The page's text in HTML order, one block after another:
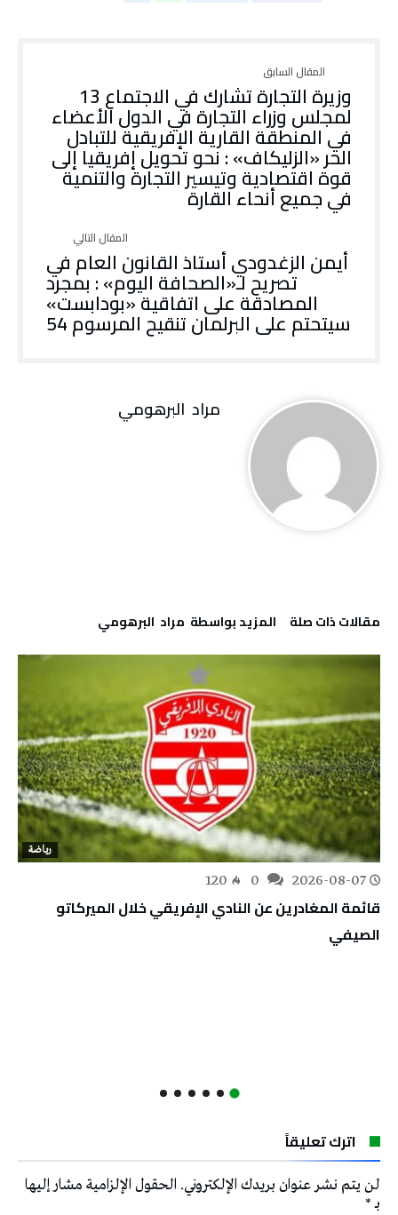
وزيرة التجارة تشارك في الاجتماع 13
لمجلس وزراء التجارة في الدول الأعضاء
في المنطقة القارية الإفريقية للتبادل
الحر «الزليكاف» : نحو تحويل إفريقيا إلى
قوة اقتصادية وتيسير التجارة والتنمية
في جميع أنحاء القارة
أيمن الزغدودي أستاذ القانون العام في
تصريح لـ«الصحافة اليوم» : بمجرد
المصادقة على اتفاقية «بودابست»
سيتحتم على البرلمان تنقيح المرسوم 54
مراد‭ ‬ البرهومي
‫مقالات ذات صلة‬ ‫‫المزيد بواسطة‬ ‬ مراد‭ ‬ البرهومي
رياضة
2026-08-07
120
قائمة المغادرين عن النادي الإفريقي خلال الميركاتو
الصيفي
اترك تعليقاً
لن يتم نشر عنوان بريدك الإلكتروني. الحقول الإلزامية مشار إليها
بـ*